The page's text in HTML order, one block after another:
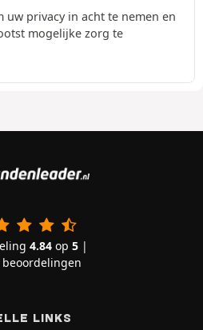
uw privacy in acht te nemen en
mogelijke zorg te
4.84op 5|
LINKS